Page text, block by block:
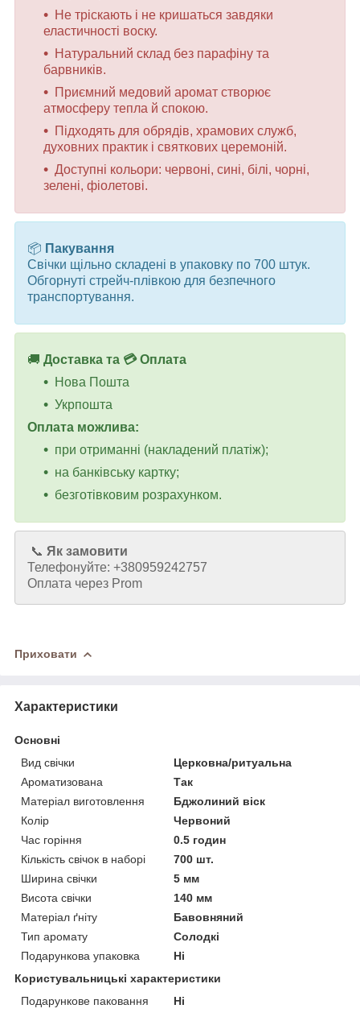
Не тріскають і не кришаться завдяки
еластичності воску.
Натуральний склад без парафіну та
барвників.
Приємний медовий аромат створює
атмосферу тепла й спокою.
Підходять для обрядів, храмових служб,
духовних практик і святкових церемоній.
Доступні кольори: червоні, сині, білі, чорні,
зелені, фіолетові.
📦 Пакування
Свічки щільно складені в упаковку по 700 штук.
Обгорнуті стрейч-плівкою для безпечного
транспортування.
🚚 Доставка та 💳 Оплата
Нова Пошта
Укрпошта
Оплата можлива:
при отриманні (накладений платіж);
на банківську картку;
безготівковим розрахунком.
📞 Як замовити
Телефонуйте: +380959242757
Оплата через Prom
Приховати
Характеристики
Основні
Вид свічки
Церковна/ритуальна
Ароматизована
Так
Матеріал виготовлення
Бджолиний віск
Колір
Червоний
Час горіння
0.5 годин
Кількість свічок в наборі
700 шт.
Ширина свічки
5 мм
Висота свічки
140 мм
Матеріал ґніту
Бавовняний
Тип аромату
Солодкі
Подарункова упаковка
Ні
Користувальницькі характеристики
Подарункове паковання
Ні